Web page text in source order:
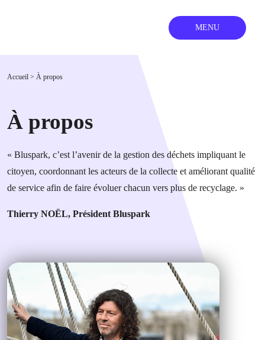
MENU
Accueil > À propos
À propos
« Bluspark, c’est l’avenir de la gestion des déchets impliquant le
citoyen, coordonnant les acteurs de la collecte et améliorant qualité
de service afin de faire évoluer chacun vers plus de recyclage. »
Thierry NOËL, Président Bluspark